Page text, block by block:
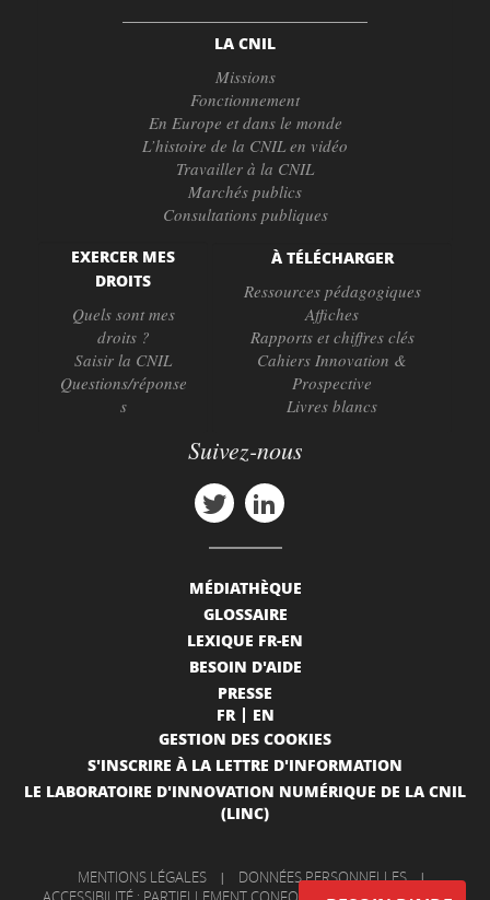
LA CNIL
Missions
Fonctionnement
En Europe et dans le monde
L’histoire de la CNIL en vidéo
Travailler à la CNIL
Marchés publics
Consultations publiques
EXERCER MES
DROITS
Quels sont mes
droits ?
Saisir la CNIL
Questions/réponse
s
À TÉLÉCHARGER
Ressources pédagogiques
Affiches
Rapports et chiffres clés
Cahiers Innovation &
Prospective
Livres blancs
Suivez-nous
MÉDIATHÈQUE
GLOSSAIRE
LEXIQUE FR-EN
BESOIN D'AIDE
PRESSE
FR
EN
GESTION DES COOKIES
S'INSCRIRE À LA LETTRE D'INFORMATION
LE LABORATOIRE D'INNOVATION NUMÉRIQUE DE LA CNIL
(LINC)
MENTIONS LÉGALES | DONNÉES PERSONNELLES |